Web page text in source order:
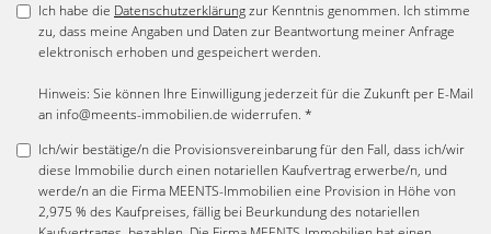
Ich habe die Datenschutzerklärungzur Kenntnis genommen. Ich stimme
zu, dass meine Angaben und Daten zur Beantwortung meiner Anfrage
elektronisch erhoben und gespeichert werden.
Hinweis: Sie können Ihre Einwilligung jederzeit für die Zukunft per E-Mail
an info@meents-immobilien.de widerrufen. *
Ich/wir bestätige/n die Provisionsvereinbarung für den Fall, dass ich/wir
diese Immobilie durch einen notariellen Kaufvertrag erwerbe/n, und
werde/n an die Firma MEENTS-Immobilien eine Provision in Höhe von
2,975 % des Kaufpreises, fällig bei Beurkundung des notariellen